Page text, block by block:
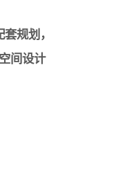
规划，
间设计